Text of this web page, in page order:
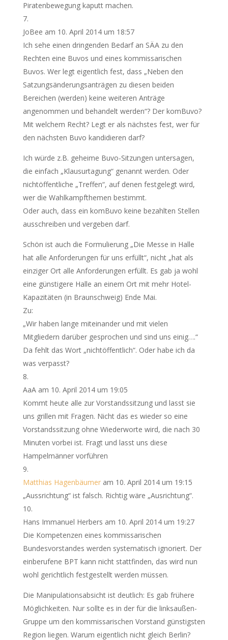
Piratenbewegung kaputt machen.
JoBee am 10. April 2014 um 18:57
Ich sehe einen dringenden Bedarf an SÄA zu den
Rechten eine Buvos und eines kommissarischen
Buvos. Wer legt eigentlich fest, dass „Neben den
Satzungsänderungsanträgen zu diesen beiden
Bereichen (werden) keine weiteren Anträge
angenommen und behandelt werden“? Der komBuvo?
Mit welchem Recht? Legt er als nächstes fest, wer für
den nächsten Buvo kandidieren darf?
Ich würde z.B. geheime Buvo-Sitzungen untersagen,
die einfach „Klausurtagung“ genannt werden. Oder
nichtöffentliche „Treffen“, auf denen festgelegt wird,
wer die Wahlkampfthemen bestimmt.
Oder auch, dass ein komBuvo keine bezahlten Stellen
ausschreiben und vergeben darf.
Schön ist auch die Formulierung „Die Messe in Halle
hat alle Anforderungen für uns erfüllt“, nicht „hat als
einziger Ort alle Anforderungen erfüllt. Es gab ja wohl
eine günstigere Halle an einem Ort mit mehr Hotel-
Kapazitäten (in Braunschweig) Ende Mai.
Zu:
„Wir haben lange miteinander und mit vielen
Mitgliedern darüber gesprochen und sind uns einig….“
Da fehlt das Wort „nichtöffentlich“. Oder habe ich da
was verpasst?
AaA am 10. April 2014 um 19:05
Kommt heute alle zur Vorstandssitzung und lasst sie
uns grillen mit Fragen. Nicht das es wieder so eine
Vorstandssitzung ohne Wiederworte wird, die nach 30
Minuten vorbei ist. Fragt und lasst uns diese
Hampelmänner vorführen
Matthias Hagenbäumer am 10. April 2014 um 19:15
„Aussrichtung“ ist falsch. Richtig wäre „Ausrichtung“.
Hans Immanuel Herbers am 10. April 2014 um 19:27
Die Kompetenzen eines kommissarischen
Bundesvorstandes werden systematisch ignoriert. Der
einberufene BPT kann nicht stattfinden, das wird nun
wohl gerichtlich festgestellt werden müssen.
Die Manipulationsabsicht ist deutlich: Es gab frühere
Möglichkeiten. Nur sollte es in der für die linksaußen-
Gruppe um den kommissarischen Vorstand günstigsten
Region liegen. Warum eigentlich nicht gleich Berlin?